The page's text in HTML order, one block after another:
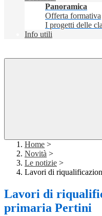
Panoramica
Offerta formativa
I progetti delle
Info utili
Home >
Novità >
Le notizie >
Lavori di
Lavori di
primaria Pertini